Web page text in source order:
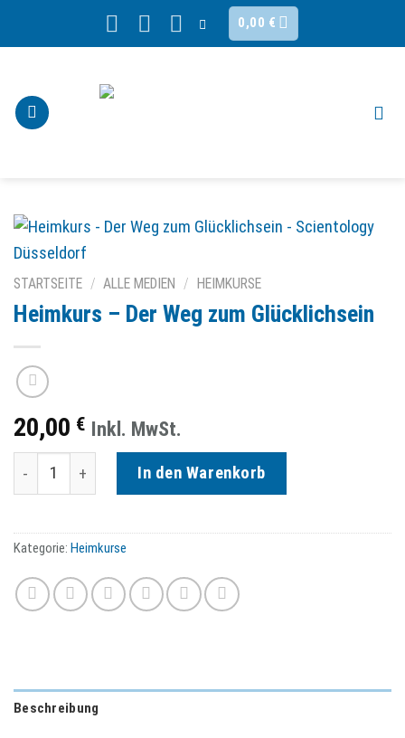
0,00 €
STARTSEITE / ALLE MEDIEN / HEIMKURSE
Heimkurs – Der Weg zum Glücklichsein
20,00 € Inkl. MwSt.
Heimkurs – Der Weg zum Glücklichsein Menge
In den Warenkorb
Kategorie: Heimkurse
Beschreibung